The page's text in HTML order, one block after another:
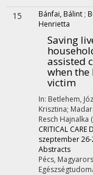
15 Bánfai, Bálint ;
Henrietta
Saving
assisted
when
victim
In: Betlehem,
Krisztina;
Resch Hajnalka
CRITICAL
szeptember
Abstracts
Pécs,